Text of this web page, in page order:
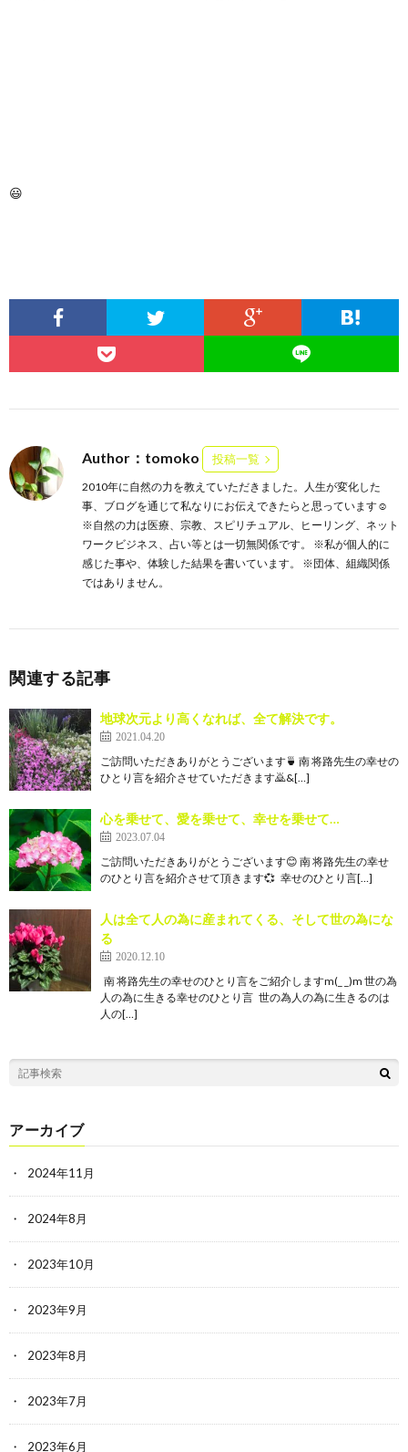
😃
Author：tomoko 投稿一覧
2010年に自然の力を教えていただきました。人生が変化した
事、ブログを通じて私なりにお伝えできたらと思っています☺️
※自然の力は医療、宗教、スピリチュアル、ヒーリング、ネット
ワークビジネス、占い等とは一切無関係です。 ※私が個人的に
感じた事や、体験した結果を書いています。 ※団体、組織関係
ではありません。
関連する記事
地球次元より高くなれば、全て解決です。
2021.04.20
ご訪問いただきありがとうございます🍵 南 将路先生の幸せの
ひとり言を紹介させていただきます🙇‍&[…]
心を乗せて、愛を乗せて、幸せを乗せて…
2023.07.04
ご訪問いただきありがとうございます😊 南 将路先生の幸せ
のひとり言を紹介させて頂きます💞 幸せのひとり言[…]
人は全て人の為に産まれてくる、そして世の為にな
る
2020.12.10
南 将路先生の幸せのひとり言をご紹介しますm(_ _)m 世の為
人の為に生きる幸せのひとり言 世の為人の為に生きるのは
人の[…]
アーカイブ
2024年11月
2024年8月
2023年10月
2023年9月
2023年8月
2023年7月
2023年6月